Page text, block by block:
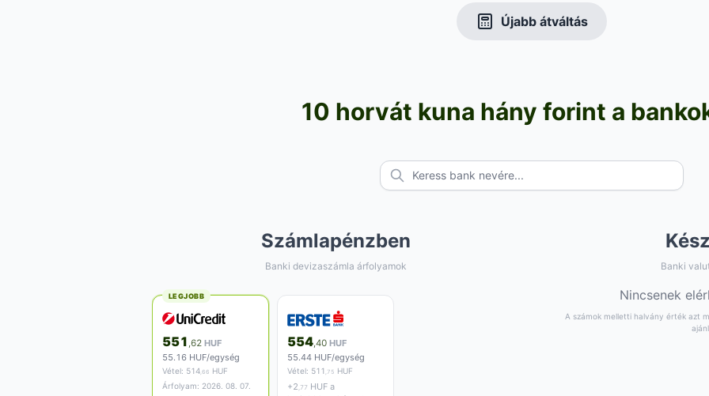
Újabb átváltás
10 horvát kuna hány forint a
Számlapénzben
Banki devizaszámla árfolyamok
LEGJOBB
551 ,62 HUF
55.16 HUF/egység
Vétel: 514 ,66 HUF
Árfolyam: 2026. 08. 07.
554 ,40 HUF
55.44 HUF/egység
Vétel: 511 ,75 HUF
+2 ,77 HUF a
Banki
Nincsenek
A számok melletti halvány érték azt